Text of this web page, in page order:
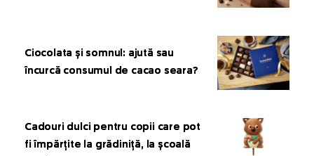
Ciocolata și somnul: ajută sau
încurcă consumul de cacao seara?
Cadouri dulci pentru copii care pot
fi împărțite la grădiniță, la școală